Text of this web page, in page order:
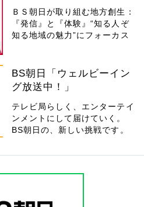
ＢＳ朝日が取り組む地方創生：
『発信』と『体験』“知る人ぞ
知る地域の魅力”にフォーカス
BS朝日「ウェルビーイン
グ放送中！」
テレビ局らしく、エンターテイ
ンメントにして届けていく。
BS朝日の、新しい挑戦です。